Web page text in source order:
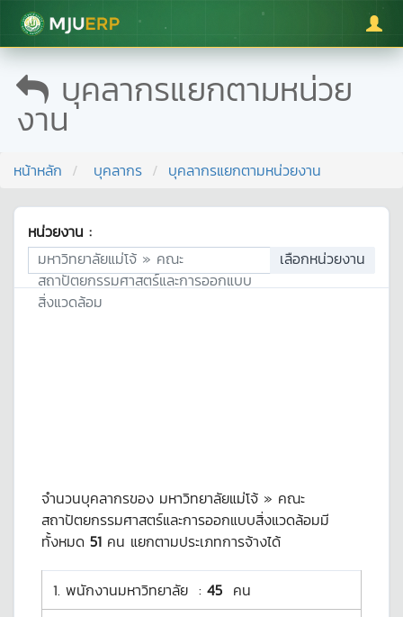
มหาวิทยาลัยแม่โจ้
บุคลากรแยกตามหน่วย
งาน
หน้าหลัก บุคลากร บุคลากรแยกตามหน่วยงาน
หน่วยงาน :
มหาวิทยาลัยแม่โจ้ » คณะ
สถาปัตยกรรมศาสตร์และการออกแบบ
สิ่งแวดล้อม
เลือกหน่วยงาน
จำนวนบุคลากรของ มหาวิทยาลัยแม่โจ้ » คณะ
สถาปัตยกรรมศาสตร์และการออกแบบสิ่งแวดล้อมมี
ทั้งหมด 51 คน แยกตามประเภทการจ้างได้
1. พนักงานมหาวิทยาลัย : 45 คน